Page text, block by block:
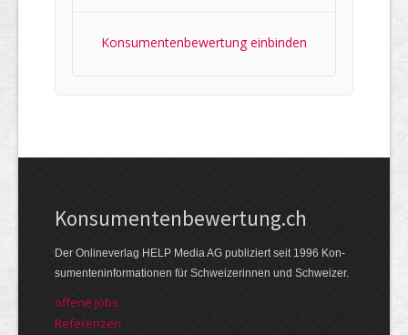
Konsumentenbewertung einbinden
Kon­su­menten­be­wer­tung.ch
Der Online­verlag HELP Media AG publi­ziert seit 1996 Kon­
su­menten­infor­mationen für Schwei­zerinnen und Schweizer.
offene Jobs
Referenzen